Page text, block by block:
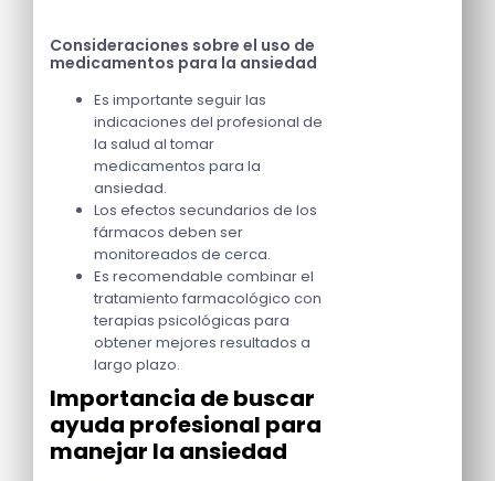
Consideraciones sobre el uso de
medicamentos para la ansiedad
Es importante seguir las
indicaciones del profesional de
la salud al tomar
medicamentos para la
ansiedad.
Los efectos secundarios de los
fármacos deben ser
monitoreados de cerca.
Es recomendable combinar el
tratamiento farmacológico con
terapias psicológicas para
obtener mejores resultados a
largo plazo.
Importancia de buscar
ayuda profesional para
manejar la ansiedad